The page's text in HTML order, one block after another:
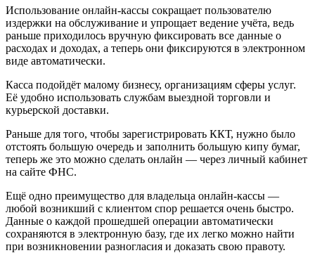
Использование онлайн-кассы сокращает пользователю
издержки на обслуживание и упрощает ведение учёта, ведь
раньше приходилось вручную фиксировать все данные о
расходах и доходах, а теперь они фиксируются в электронном
виде автоматически.
Касса подойдёт малому бизнесу, организациям сферы услуг.
Её удобно использовать службам выездной торговли и
курьерской доставки.
Раньше для того, чтобы зарегистрировать ККТ, нужно было
отстоять большую очередь и заполнить большую кипу бумаг,
теперь же это можно сделать онлайн — через личный кабинет
на сайте ФНС.
Ещё одно преимущество для владельца онлайн-кассы —
любой возникший с клиентом спор решается очень быстро.
Данные о каждой прошедшей операции автоматически
сохраняются в электронную базу, где их легко можно найти
при возникновении разногласия и доказать свою правоту.